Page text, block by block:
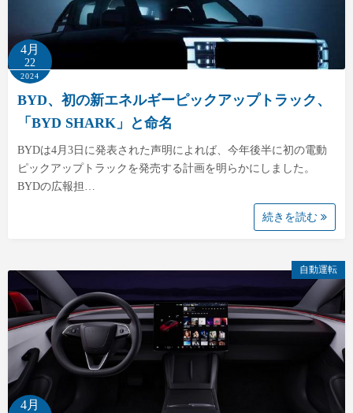
4月
22
2024
BYD、初の新エネルギーピックアップトラック、
「BYD SHARK」と命名
BYDは4月3日に発表された声明によれば、今年後半に初の電動
ピックアップトラックを発売する計画を明らかにしました。
BYDの広報担…
続きを読む
自動運転
4月